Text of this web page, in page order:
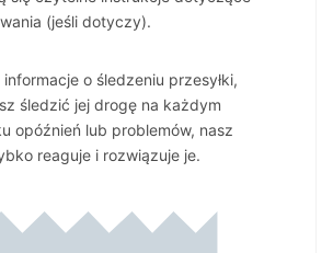
(jeśli dotyczy).
o śledzeniu przesyłki,
śledzić jej drogę na każdym
opóźnień lub problemów, nasz
reaguje i rozwiązuje je.